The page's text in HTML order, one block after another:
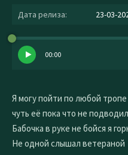
Дата релиза:
23-03-
00:00
Я могу пойти по любой тропе
чуть её пока что не
Бабочка в руке не бойся я
Не одной слышал ветераной